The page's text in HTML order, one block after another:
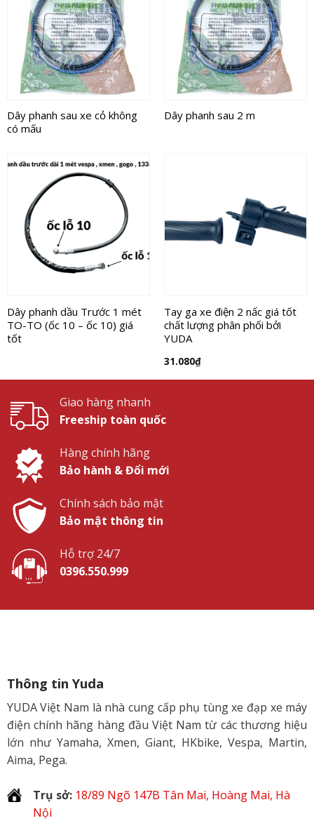
Dây phanh sau xe cỏ không
có mấu
Dây phanh sau 2 m
Dây phanh dầu Trước 1 mét
TO-TO (ốc 10 – ốc 10) giá
tốt
Tay ga xe điện 2 nấc giá tốt
chất lượng phân phối bởi
YUDA
31.080₫
Giao hàng nhanh
Freeship toàn quốc
Hàng chính hãng
Bảo hành & Đổi mới
Chính sách bảo mật
Bảo mật thông tin
Hỗ trợ 24/7
0396.550.999
Thông tin Yuda
YUDA Việt Nam là nhà cung cấp phụ tùng xe đạp xe máy
điện chính hãng hàng đầu Việt Nam từ các thương hiệu
lớn như Yamaha, Xmen, Giant, HKbike, Vespa, Martin,
Aima, Pega.
Trụ sở: 18/89 Ngõ 147B Tân Mai, Hoàng Mai, Hà
Nội